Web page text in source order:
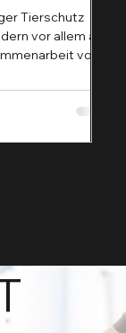
Tierschutz
vor allem aus
vor
moderne
viele Regionen